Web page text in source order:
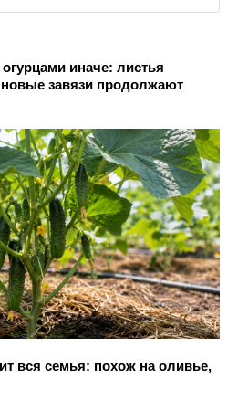
иначе: листья
завязи продолжают
вся семья: похож на оливье,